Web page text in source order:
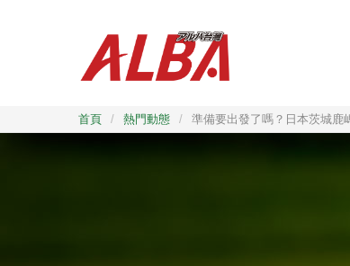
首頁 / 熱門動態 / 準備要出發了嗎？日本茨城鹿